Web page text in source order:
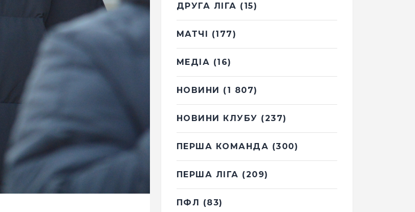
ДРУГА ЛІГА (15)
МАТЧІ (177)
МЕДІА (16)
НОВИНИ (1 807)
НОВИНИ КЛУБУ (237)
ПЕРША КОМАНДА (300)
ПЕРША ЛІГА (209)
ПФЛ (83)